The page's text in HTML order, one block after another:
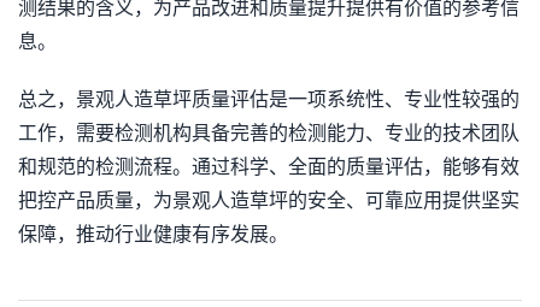
测结果的含义，为产品改进和质量提升提供有价值的参考信
息。
总之，景观人造草坪质量评估是一项系统性、专业性较强的
工作，需要检测机构具备完善的检测能力、专业的技术团队
和规范的检测流程。通过科学、全面的质量评估，能够有效
把控产品质量，为景观人造草坪的安全、可靠应用提供坚实
保障，推动行业健康有序发展。